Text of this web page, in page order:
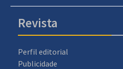
Revista
Perfil editorial
Publicidade